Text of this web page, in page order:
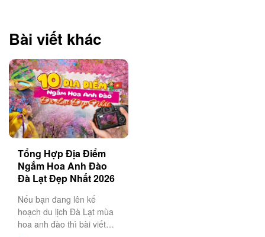
Bài viết khác
Tổng Hợp Địa Điểm
Ngắm Hoa Anh Đào
Đà Lạt Đẹp Nhất 2026
Nếu bạn đang lên kế
hoạch du lịch Đà Lạt mùa
hoa anh đào thì bài viết